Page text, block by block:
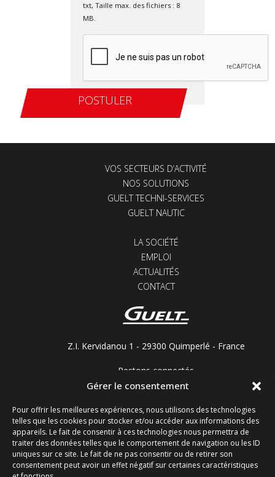
Gérer le consentement
Pour offrir les meilleures expériences, nous utilisons des technologies
telles que les cookies pour stocker et/ou accéder aux informations des
appareils. Le fait de consentir à ces technologies nous permettra de
traiter des données telles que le comportement de navigation ou les ID
uniques sur ce site. Le fait de ne pas consentir ou de retirer son
consentement peut avoir un effet négatif sur certaines caractéristiques
txt, Taille max. des fichiers : 8
MB.
VOS SECTEURS D’ACTIVITÉ
NOS SOLUTIONS
GUELT TECHNI-SERVICES
GUELT NAUTIC
LA SOCIÉTÉ
EMPLOI
ACTUALITÉS
CONTACT
Z.I. Kervidanou 1 - 29300 Quimperlé - France
Restons connectés
Contactez-nous
Ligne commerciale : +33 (0)2 98 96 20 20
Lundi-Vendredi 8h-12h & 13h15-17h15 | Samedi 8h-